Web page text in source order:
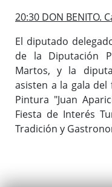
20:30 DON BENITO.
El diputado
de la Diputación
Martos, y la
asisten a la gala del
Pintura "Juan
Fiesta de Interés
Tradición y